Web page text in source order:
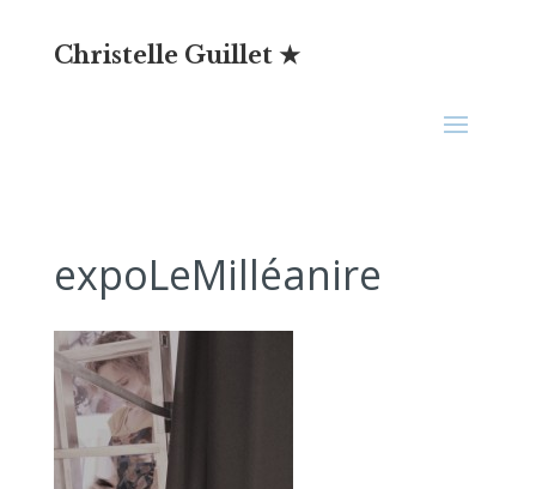
Christelle Guillet ★
expoLeMilléanire